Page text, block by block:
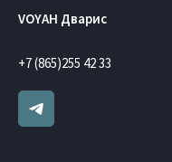
VOYAH Дварис
+7 (865)255 42 33